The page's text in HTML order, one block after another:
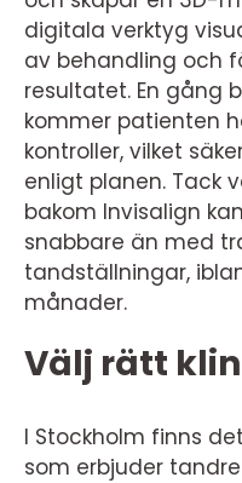
digitala verktyg
av behandling och
resultatet. En gång
kommer patienten
kontroller, vilket
enligt planen. Tack
bakom Invisalign
snabbare än med
tandställningar,
månader.
Välj rätt
I Stockholm finns
som erbjuder